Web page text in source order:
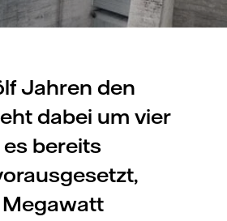
Jahren den
dabei um vier
bereits